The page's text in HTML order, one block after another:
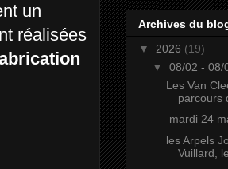
un
réalisées
Archives du
▼ 2026 (19)
▼ 08/02 - 08/
Les Van
parcours
mardi 24
les Arpels
Vuillard,